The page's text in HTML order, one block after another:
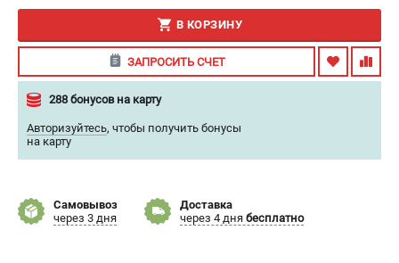
Сервисный центр
Правила обмена и возврата
ИНФОРМАЦИЯ
Способы оплаты
В КОРЗИНУ
ЗАПРОСИТЬ СЧЕТ
288 бонусов на карту
Авторизуйтесь, чтобы получить бонусы
на карту
Самовывоз
через 3 дня
Доставка
через 4 дня бесплатно